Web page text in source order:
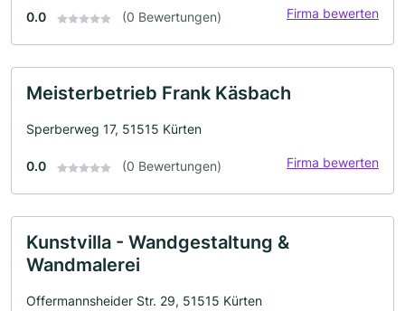
0.0 (0 Bewertungen) Firma bewerten
Meisterbetrieb Frank Käsbach
Sperberweg 17, 51515 Kürten
0.0 (0 Bewertungen) Firma bewerten
Kunstvilla - Wandgestaltung &
Wandmalerei
Offermannsheider Str. 29, 51515 Kürten